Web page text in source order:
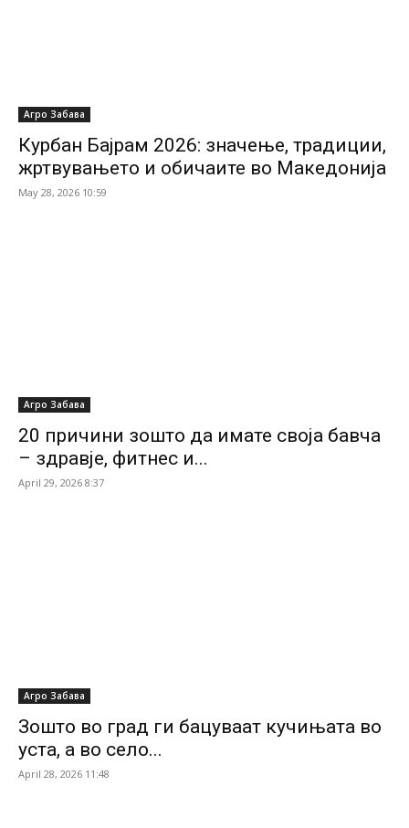
Агро Забава
Курбан Бајрам 2026: значење, традиции,
жртвувањето и обичаите во Македонија
May 28, 2026 10:59
Агро Забава
20 причини зошто да имате своја бавча
– здравје, фитнес и...
April 29, 2026 8:37
Агро Забава
Зошто во град ги бацуваат кучињата во
уста, а во село...
April 28, 2026 11:48